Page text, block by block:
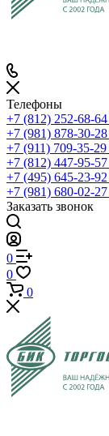
Телефоны
+7 (812) 252-68-64
+7 (981) 878-30-28
+7 (911) 709-35-29
+7 (812) 447-95-57
+7 (495) 645-23-92
+7 (981) 680-02-27
Заказать звонок
0
0
0